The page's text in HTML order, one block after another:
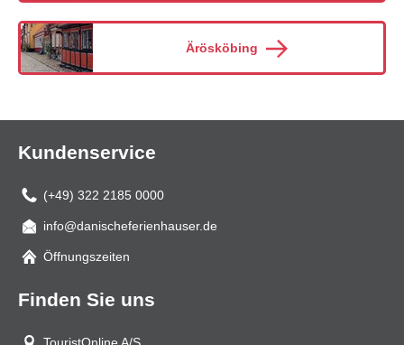
Ärösköbing
Kundenservice
(+49) 322 2185 0000
Mail
info@danischeferienhauser.de
Öffnungszeiten
Finden Sie uns
TouristOnline A/S